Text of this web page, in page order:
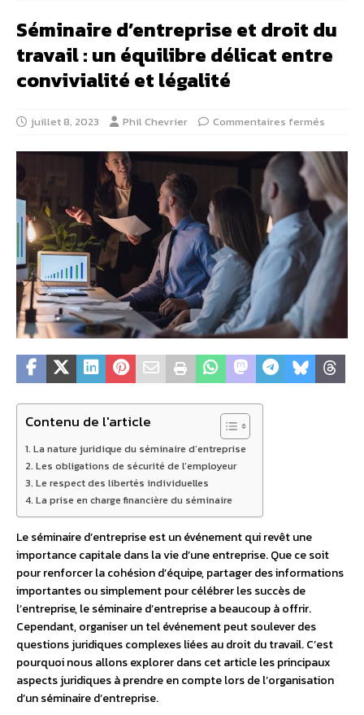
Séminaire d’entreprise et droit du
travail : un équilibre délicat entre
convivialité et légalité
juillet 8, 2023 Phil Chevrier Commentaires fermés
Contenu de l'article
La nature juridique du séminaire d’entreprise
Les obligations de sécurité de l’employeur
Le respect des libertés individuelles
La prise en charge financière du séminaire
Le séminaire d’entreprise est un événement qui revêt une
importance capitale dans la vie d’une entreprise. Que ce soit
pour renforcer la cohésion d’équipe, partager des informations
importantes ou simplement pour célébrer les succès de
l’entreprise, le séminaire d’entreprise a beaucoup à offrir.
Cependant, organiser un tel événement peut soulever des
questions juridiques complexes liées au droit du travail. C’est
pourquoi nous allons explorer dans cet article les principaux
aspects juridiques à prendre en compte lors de l’organisation
d’un séminaire d’entreprise.